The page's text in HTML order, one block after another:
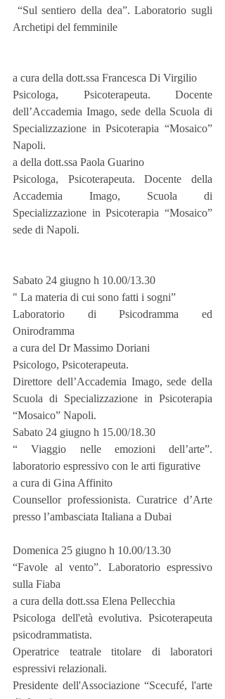
Archetipi del femminile
a cura della dott.ssa Francesca Di Virgilio
Psicologa, Psicoterapeuta. Docente
dell’Accademia Imago, sede della Scuola di
Specializzazione in Psicoterapia “Mosaico”
Napoli.
a della dott.ssa Paola Guarino
Psicologa, Psicoterapeuta. Docente della
Accademia Imago, Scuola di
Specializzazione in Psicoterapia “Mosaico”
sede di Napoli.
Sabato 24 giugno h 10.00/13.30
" La materia di cui sono fatti i sogni”
Laboratorio di Psicodramma ed
Onirodramma
a cura del Dr Massimo Doriani
Psicologo, Psicoterapeuta.
Direttore dell’Accademia Imago, sede della
Scuola di Specializzazione in Psicoterapia
“Mosaico” Napoli.
Sabato 24 giugno h 15.00/18.30
“ Viaggio nelle emozioni dell’arte”.
laboratorio espressivo con le arti figurative
a cura di Gina Affinito
Counsellor professionista. Curatrice d’Arte
presso l’ambasciata Italiana a Dubai
Domenica 25 giugno h 10.00/13.30
“Favole al vento”. Laboratorio espressivo
sulla Fiaba
a cura della dott.ssa Elena Pellecchia
Psicologa dell'età evolutiva. Psicoterapeuta
psicodrammatista.
Operatrice teatrale titolare di laboratori
espressivi relazionali.
Presidente dell'Associazione “Scecufé, l'arte